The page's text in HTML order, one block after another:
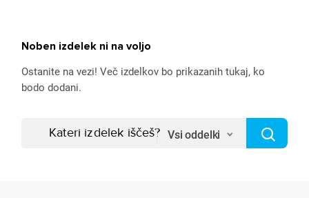
Noben izdelek ni na voljo
Ostanite na vezi! Več izdelkov bo prikazanih tukaj, ko
bodo dodani.
Vsi oddelki